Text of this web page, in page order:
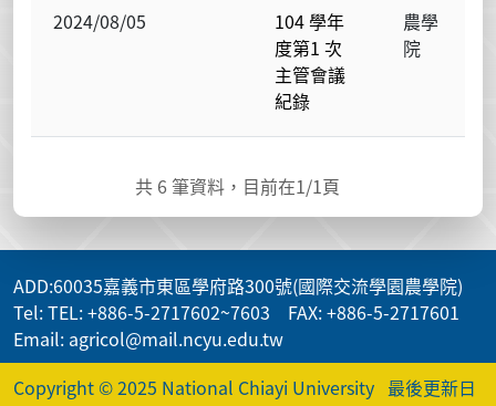
2024/08/05
104 學年
度第1 次
主管會議
紀錄
農學
院
共 6 筆資料，目前在1/1頁
ADD:60035嘉義市東區學府路300號(國際交流學園農學院)
Tel: TEL: +886-5-2717602~7603 FAX: +886-5-2717601
Email: agricol@mail.ncyu.edu.tw
Copyright © 2025 National Chiayi University 最後更新日